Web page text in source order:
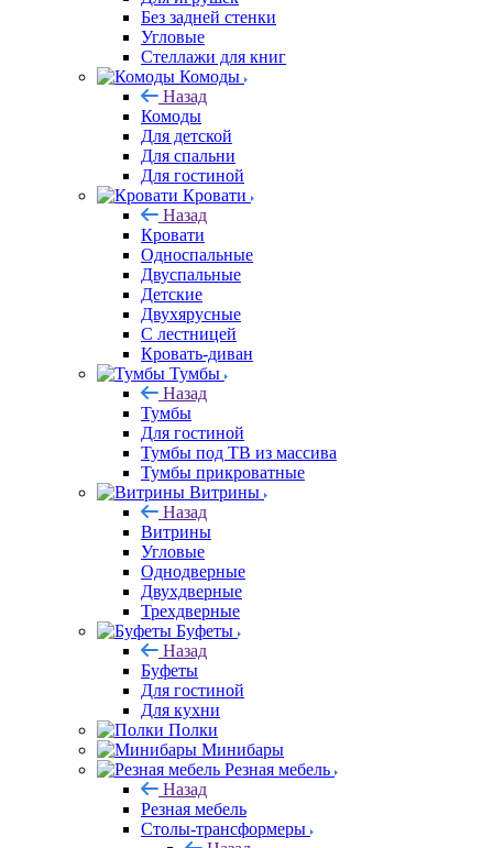
Без задней стенки
Угловые
Стеллажи для книг
Комоды
Назад
Комоды
Для детской
Для спальни
Для гостиной
Кровати
Назад
Кровати
Односпальные
Двуспальные
Детские
Двухярусные
С лестницей
Кровать-диван
Тумбы
Назад
Тумбы
Для гостиной
Тумбы под ТВ из массива
Тумбы прикроватные
Витрины
Назад
Витрины
Угловые
Однодверные
Двухдверные
Трехдверные
Буфеты
Назад
Буфеты
Для гостиной
Для кухни
Полки
Минибары
Резная мебель
Назад
Резная мебель
Столы-трансформеры